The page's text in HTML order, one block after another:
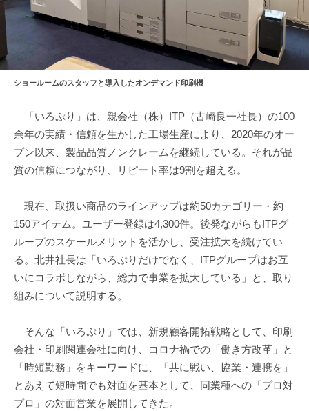
ショールームのスタッフと導入したオンデマンド印刷機
「いろぷり」は、親会社（株）ITP（古崎良一社長）の100
余年の実績・信頼を生かした工場生産により、2020年のオー
プン以来、製品品質ノンクレームを継続している。それが品
質の信頼につながり、リピート率は9割を超える。
現在、取扱い商品のラインアップは約50カテゴリー・約
150アイテム。ユーザー登録は4,300件。後発ながらもITPグ
ループのスケールメリットを活かし、受注拡大を続けてい
る。北井社長は「いろぷりだけでなく、ITPグループはお互
いにコラボしながら、総力で事業を拡大している」と、取り
組みについて説明する。
そんな「いろぷり」では、新規顧客開拓戦略として、印刷
会社・印刷関連会社に向け、コロナ禍での「働き方改革」と
「時短勤務」をキーワードに、「共に戦い、協業・連携を」
とあえて短時間でも対面を基本として、同業種への「プロ対
プロ」の対面営業を展開してきた。